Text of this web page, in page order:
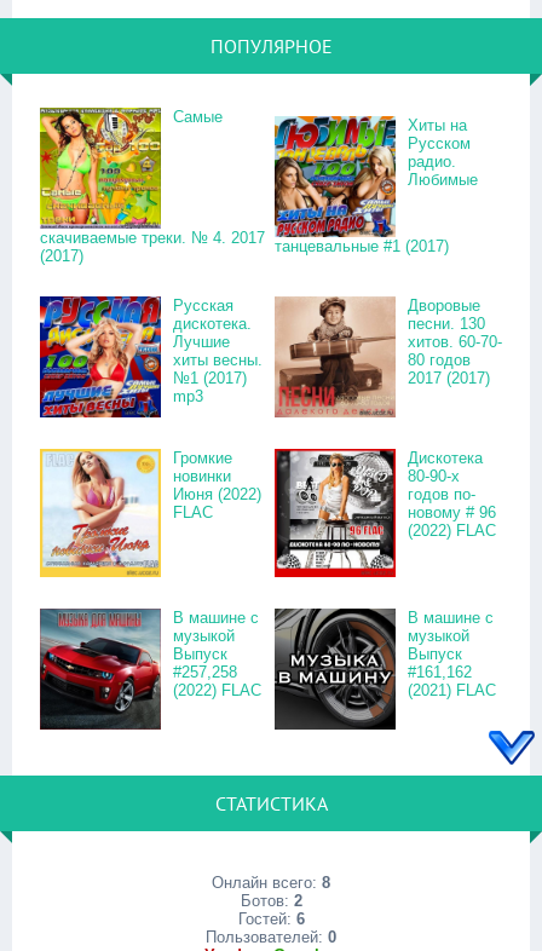
ПОПУЛЯРНОЕ
Самые
скачиваемые треки. № 4. 2017
(2017)
Хиты на
Русском
радио.
Любимые
танцевальные #1 (2017)
Русская
дискотека.
Лучшие
хиты весны.
№1 (2017)
mp3
Дворовые
песни. 130
хитов. 60-70-
80 годов
2017 (2017)
Громкие
новинки
Июня (2022)
FLAC
Дискотека
80-90-х
годов по-
новому # 96
(2022) FLAC
В машине с
музыкой
Выпуск
#257,258
(2022) FLAC
В машине с
музыкой
Выпуск
#161,162
(2021) FLAC
СТАТИСТИКА
Онлайн всего: 8
Ботов: 2
Гостей: 6
Пользователей: 0